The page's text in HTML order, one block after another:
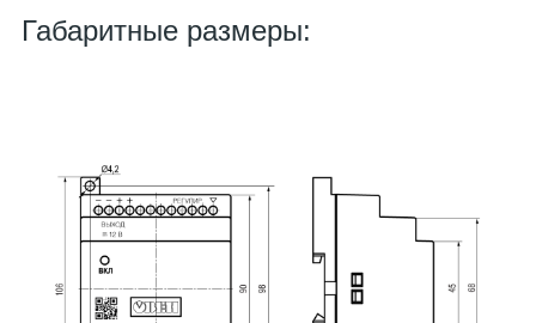
Габаритные размеры: